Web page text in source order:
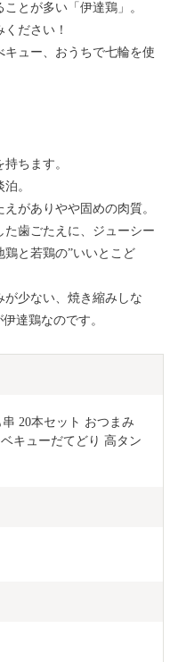
とが多い「伊達鶏」。
ださい！
ュー、おうちで七輪を使
ちます。
。
がありやや固めの肉質。
歯ごたえに、ジューシー
と若鶏の”いいとこど
が少ない、焼き縮みしな
達鶏なのです。
20本セット おつまみ
キューだてどり 高タン